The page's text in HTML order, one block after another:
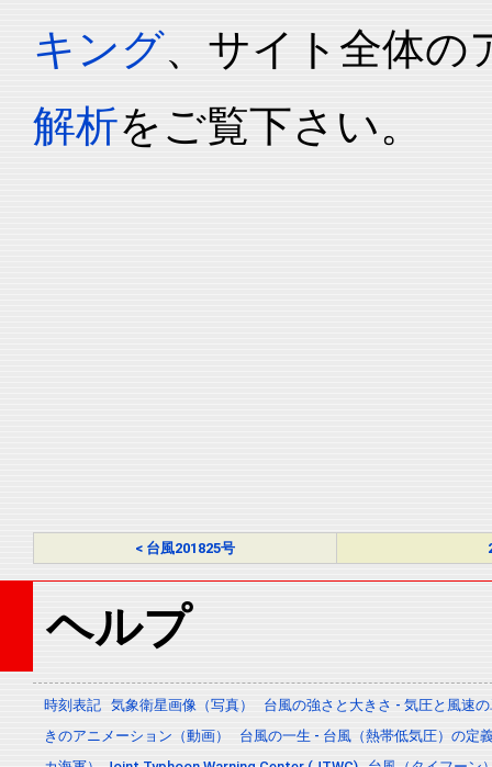
キング、サイト全体の
解析をご覧下さい。
< 台風201825号
ヘルプ
時刻表記 気象衛星画像（写真）
台風の強さと大きさ - 気圧と風速
きのアニメーション（動画）
台風の一生 - 台風（熱帯低気圧）の定